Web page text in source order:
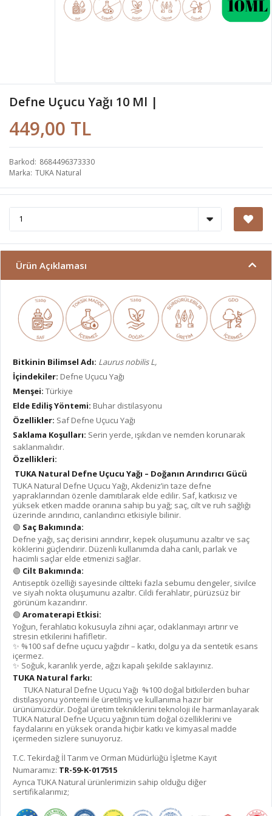
Defne Uçucu Yağı 10 Ml |
449,00 TL
Barkod 8684496373330
Marka TUKA Natural
Ürün Açıklaması
Bitkinin Bilimsel Adı: Laurus nobilis L,
İçindekiler: Defne Uçucu Yağı
Menşei: Türkiye
Elde Ediliş Yöntemi: Buhar distilasyonu
Özellikler: Saf Defne Uçucu Yağı
Saklama Koşulları: Serin yerde, ışıkdan ve nemden korunarak
saklanmalıdır.
Özellikleri:
TUKA Natural Defne Uçucu Yağı – Doğanın Arındırıcı Gücü
TUKA Natural Defne Uçucu Yağı, Akdeniz’in taze defne
yapraklarından özenle damıtılarak elde edilir. Saf, katkısız ve
yüksek etken madde oranına sahip bu yağ; saç, cilt ve ruh sağlığı
üzerinde arındırıcı, canlandırıcı etkisiyle bilinir.
🟢 Saç Bakımında:
Defne yağı, saç derisini arındırır, kepek oluşumunu azaltır ve saç
köklerini güçlendirir. Düzenli kullanımda daha canlı, parlak ve
hacimli saçlar elde etmenizi sağlar.
🟢 Cilt Bakımında:
Antiseptik özelliği sayesinde ciltteki fazla sebumu dengeler, sivilce
ve siyah nokta oluşumunu azaltır. Cildi ferahlatır, pürüzsüz bir
görünüm kazandırır.
🟢 Aromaterapi Etkisi:
Yoğun, ferahlatıcı kokusuyla zihni açar, odaklanmayı artırır ve
stresin etkilerini hafifletir.
✨ %100 saf defne uçucu yağıdır – katkı, dolgu ya da sentetik esans
içermez.
✨ Soğuk, karanlık yerde, ağzı kapalı şekilde saklayınız.
TUKA Natural farkı:
TUKA Natural Defne Uçucu Yağı %100 doğal bitkilerden buhar
distilasyonu yöntemi ile üretilmiş ve kullanıma hazır bir
ürünümüzdür. Doğal üretim tekniklerini teknoloji ile harmanlayarak
TUKA Natural Defne Uçucu yağının tüm doğal özelliklerini ve
faydalarını en yüksek oranda hiçbir katkı ve kimyasal madde
içermeden sizlere sunuyoruz.
T.C. Tekirdağ İl Tarım ve Orman Müdürlüğü İşletme Kayıt
Numaramız: TR-59-K-017515
Ayrıca TUKA Natural ürünlerimizin sahip olduğu diğer
sertifikalarımız;